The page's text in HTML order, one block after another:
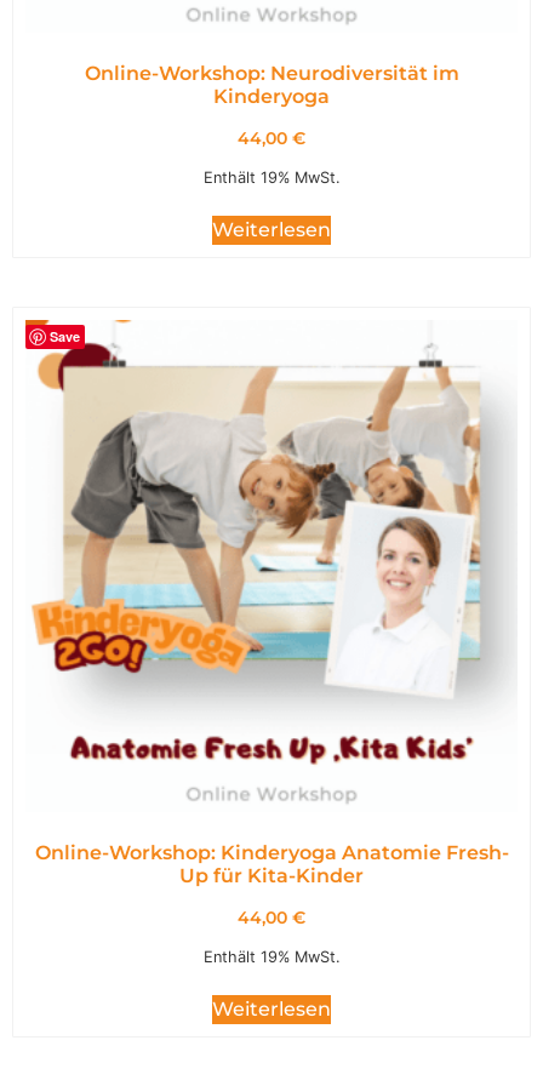
Online-Workshop: Neurodiversität im
Kinderyoga
44,00 €
Enthält 19% MwSt.
Weiterlesen
Save
Online-Workshop: Kinderyoga Anatomie Fresh-
Up für Kita-Kinder
44,00 €
Enthält 19% MwSt.
Weiterlesen